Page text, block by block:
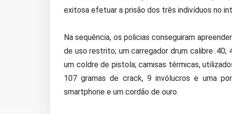
exitosa efetuar a prisão dos três indivíduos no
Na sequência, os policias conseguiram
de uso restrito; um carregador drum calibre
um coldre de pistola; camisas térmicas,
107 gramas de crack, 9 invólucros e uma
smartphone e um cordão de ouro.